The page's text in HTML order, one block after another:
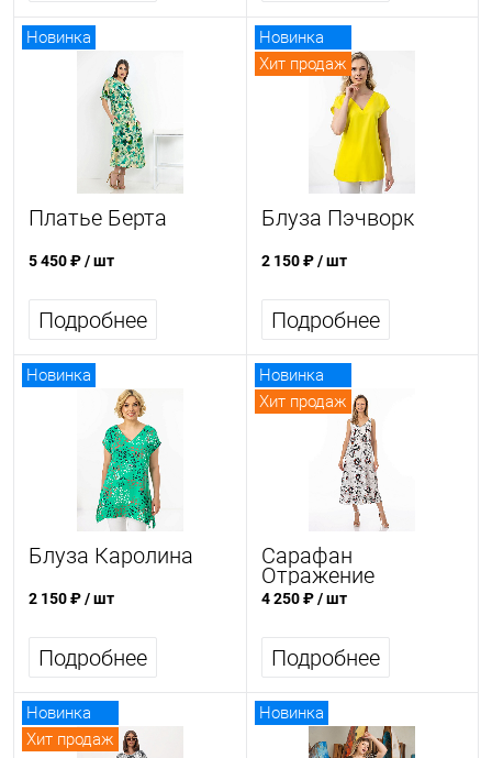
Новинка
Платье Берта
5 450 ₽/ шт
Подробнее
Новинка
Хит продаж
Блуза Пэчворк
2 150 ₽/ шт
Подробнее
Новинка
Блуза Каролина
2 150 ₽/ шт
Подробнее
Новинка
Хит продаж
Сарафан
Отражение
4 250 ₽/ шт
Подробнее
Новинка
Хит продаж
Новинка